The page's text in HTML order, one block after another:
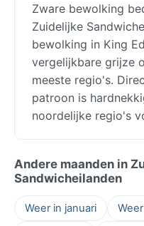
Zware bewolking
Zuidelijke
bewolking in King
vergelijkbare grijze
meeste regio's.
patroon is
noordelijke regio's
Andere maanden in
Sandwicheilanden
Weer in januari